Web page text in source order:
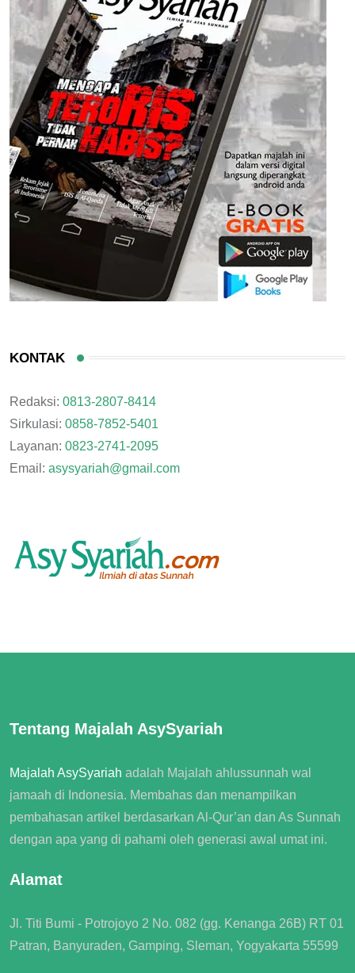
KONTAK
Redaksi: 0813-2807-8414
Sirkulasi: 0858-7852-5401
Layanan: 0823-2741-2095
Email: asysyariah@gmail.com
Tentang Majalah AsySyariah
Majalah AsySyariah adalah Majalah ahlussunnah wal
jamaah di Indonesia. Membahas dan menampilkan
pembahasan artikel berdasarkan Al-Qur’an dan As Sunnah
dengan apa yang di pahami oleh generasi awal umat ini.
Alamat
Jl. Titi Bumi - Potrojoyo 2 No. 082 (gg. Kenanga 26B) RT 01
Patran, Banyuraden, Gamping, Sleman, Yogyakarta 55599